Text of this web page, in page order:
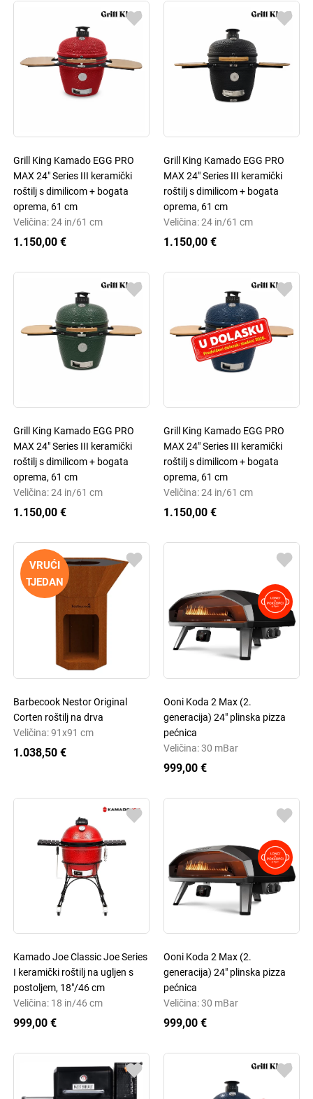
Grill King Kamado EGG PRO
MAX 24" Series III keramički
roštilj s dimilicom + bogata
oprema, 61 cm
Veličina: 24 in/61 cm
1.150,00 €
Grill King Kamado EGG PRO
MAX 24" Series III keramički
roštilj s dimilicom + bogata
oprema, 61 cm
Veličina: 24 in/61 cm
1.150,00 €
Grill King Kamado EGG PRO
MAX 24" Series III keramički
roštilj s dimilicom + bogata
oprema, 61 cm
Veličina: 24 in/61 cm
1.150,00 €
Grill King Kamado EGG PRO
MAX 24" Series III keramički
roštilj s dimilicom + bogata
oprema, 61 cm
Veličina: 24 in/61 cm
1.150,00 €
VRUĆI
TJEDAN
Barbecook Nestor Original
Corten roštilj na drva
Veličina: 91x91 cm
1.038,50 €
Ooni Koda 2 Max (2.
generacija) 24" plinska pizza
pećnica
Veličina: 30 mBar
999,00 €
Kamado Joe Classic Joe Series
I keramički roštilj na ugljen s
postoljem, 18"/46 cm
Veličina: 18 in/46 cm
999,00 €
Ooni Koda 2 Max (2.
generacija) 24" plinska pizza
pećnica
Veličina: 30 mBar
999,00 €